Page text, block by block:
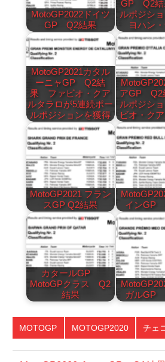
MotoGP2022ドイツ
GP Q2結果
GP Q2
ルポジシ
ヨハン
MotoGP2021カタル
ーニャGP Q2結
果 ファビオ・クア
ルタラロが5連続ポー
ルポジションを獲得
アGP Q2
ルポジシ
ビオ・ク
MotoGP2021 フラン
スGP Q2結果
インGP
カタールGP
MotoGPクラス Q2
結果
ガルGP
MOTOGP MOTOGP2020 チェ